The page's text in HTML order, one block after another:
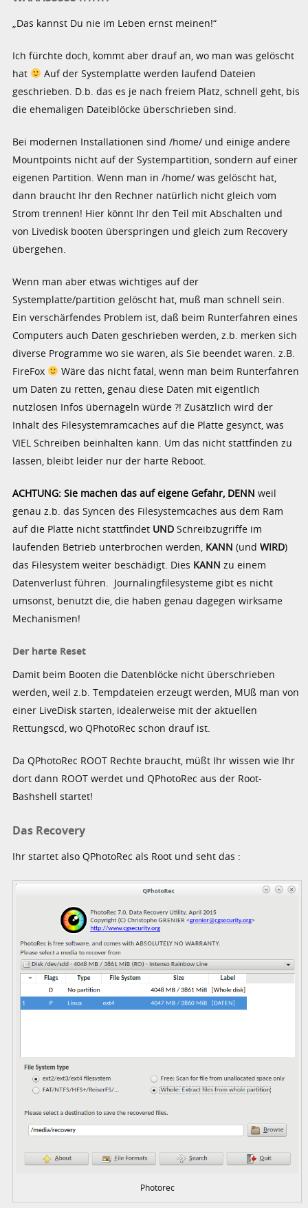
„Das kannst Du nie im Leben ernst meinen!“
Ich fürchte doch, kommt aber drauf an, wo man was gelöscht
hat
Auf der Systemplatte werden laufend Dateien
geschrieben. D.b. das es je nach freiem Platz, schnell geht, bis
die ehemaligen Dateiblöcke überschrieben sind.
Bei modernen Installationen sind /home/ und einige andere
Mountpoints nicht auf der Systempartition, sondern auf einer
eigenen Partition. Wenn man in /home/ was gelöscht hat,
dann braucht Ihr den Rechner natürlich nicht gleich vom
Strom trennen! Hier könnt Ihr den Teil mit Abschalten und
von Livedisk booten überspringen und gleich zum Recovery
übergehen.
Wenn man aber etwas wichtiges auf der
Systemplatte/partition gelöscht hat, muß man schnell sein.
Ein verschärfendes Problem ist, daß beim Runterfahren eines
Computers auch Daten geschrieben werden, z.b. merken sich
diverse Programme wo sie waren, als Sie beendet waren. z.B.
FireFox
Wäre das nicht fatal, wenn man beim Runterfahren
um Daten zu retten, genau diese Daten mit eigentlich
nutzlosen Infos übernageln würde ?! Zusätzlich wird der
Inhalt des Filesystemramcaches auf die Platte gesynct, was
VIEL Schreiben beinhalten kann. Um das nicht stattfinden zu
lassen, bleibt leider nur der harte Reboot.
ACHTUNG: Sie machen das auf eigene Gefahr, DENN weil
genau z.b. das Syncen des Filesystemcaches aus dem Ram
auf die Platte nicht stattfindet UND Schreibzugriffe im
laufenden Betrieb unterbrochen werden, KANN (undWIRD)
das Filesystem weiter beschädigt. Dies KANN zu einem
Datenverlust führen. Journalingfilesysteme gibt es nicht
umsonst, benutzt die, die haben genau dagegen wirksame
Mechanismen!
Der harte Reset
Damit beim Booten die Datenblöcke nicht überschrieben
werden, weil z.b. Tempdateien erzeugt werden, MUß man von
einer LiveDisk starten, idealerweise mit der aktuellen
Rettungscd, wo QPhotoRec schon drauf ist.
Da QPhotoRec ROOT Rechte braucht, müßt Ihr wissen wie Ihr
dort dann ROOT werdet und QPhotoRec aus der Root-
Bashshell startet!
Das Recovery
Ihr startet also QPhotoRec als Root und seht das :
Photorec